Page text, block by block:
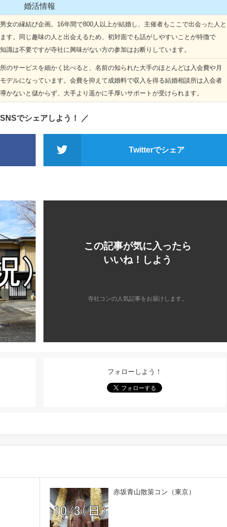
婚活情報
女の縁結び企画。16年間で800人以上が結婚し、主催者もここで出会った人と
す。同じ趣味の人と出会えるため、初対面でも話がしやすいことが特徴で
識は不要ですが寺社に興味がない方の参加はお断りしています。
のサービスを細かく比べると、名前の知られた大手のほとんどは入会費や月
デルになっています。会費を抑えて成婚料で収入を得る結婚相談所は入会者
かないと儲からず、大手より遥かに手厚いサポートが受けられます。
でシェアしよう！ ／
Twitterでシェア
この記事が気に入ったら
いいね！しよう
寺社コンの人気記事をお届けします。
フォローしよう！
赤坂青山散策コン（東京）